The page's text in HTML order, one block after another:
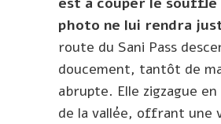
photo ne lui rendra
route du Sani Pass
doucement, tantôt de
abrupte. Elle zigzague
de la vallée, offrant une